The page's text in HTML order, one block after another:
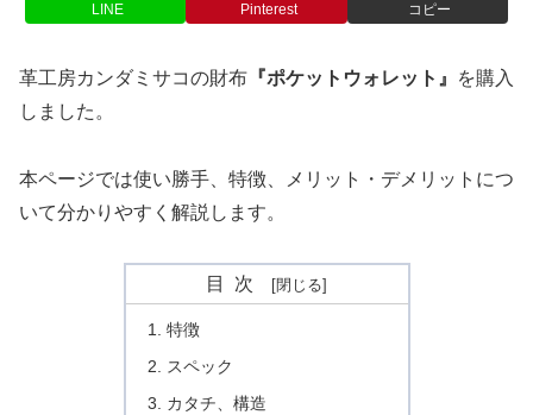
LINE Pinterest コピー
革工房カンダミサコの財布 『ポケットウォレット』
を購入
しました。
本ページでは使い勝手、特徴、メリット・デメリットにつ
いて分かりやすく解説します。
目次
特徴
スペック
カタチ、構造